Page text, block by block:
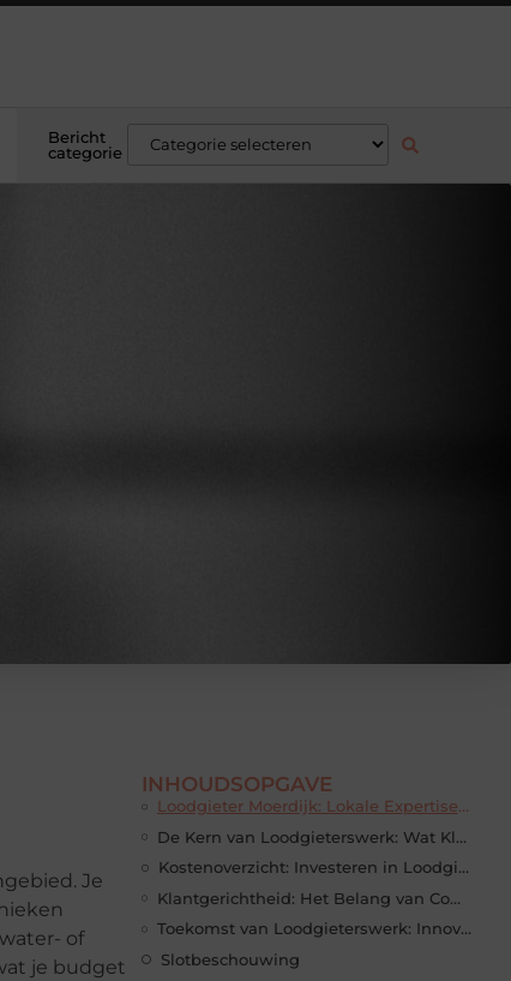
Bericht
categorie
Je
of
je budget
INHOUDSOPGAVE
Loodgieter Moerdijk: Lokale Expertise en Vertrouwd Vakmanschap
De Kern van Loodgieterswerk: Wat Klanten Moeten Weten
Kostenoverzicht: Investeren in Loodgietersdiensten
Klantgerichtheid: Het Belang van Communicatie en Service
Toekomst van Loodgieterswerk: Innovaties en Duurzaamheid
Slotbeschouwing